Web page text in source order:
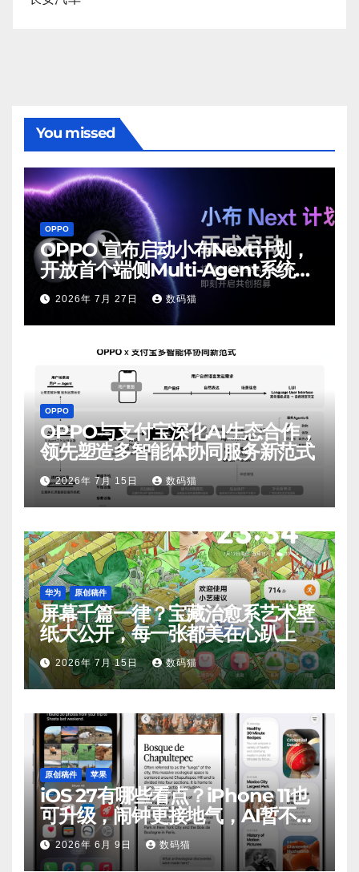
You missed
OPPO
OPPO 宣布启动小布Next计划，
开放首个端侧Multi-Agent系统内
测2026年 7月 27日 数码猫
OPPO
OPPO与支付宝深化AI生态合作，
领先塑造多智能体协同服务新范式
2026年 7月 15日 数码猫
华为 原创稿件
屏幕千篇一律？宝藏治愈系艺术壁
纸大公开，每一张都美在心趴上
2026年 7月 15日 数码猫
原创稿件 苹果
iOS 27有哪些看点？iPhone 11也
可升级，闹钟更接地气，AI暂不支
持2026年 6月 9日 数码猫